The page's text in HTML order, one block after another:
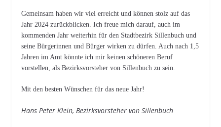
Gemeinsam haben wir viel erreicht und können stolz auf das
Jahr 2024 zurückblicken. Ich freue mich darauf, auch im
kommenden Jahr weiterhin für den Stadtbezirk Sillenbuch und
seine Bürgerinnen und Bürger wirken zu dürfen. Auch nach 1,5
Jahren im Amt könnte ich mir keinen schöneren Beruf
vorstellen, als Bezirksvorsteher von Sillenbuch zu sein.
Mit den besten Wünschen für das neue Jahr!
Hans Peter Klein, Bezirksvorsteher von Sillenbuch